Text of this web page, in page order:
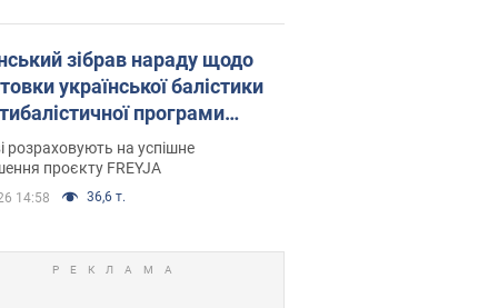
зібрав нараду щодо
української балістики
які рішення готуються
розраховують на успішне
проєкту FREYJA
14:58 36,6 т.